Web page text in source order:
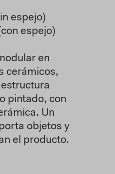
espejo)
espejo)
en
cerámicos,
pintado, con
Un
objetos y
el producto.